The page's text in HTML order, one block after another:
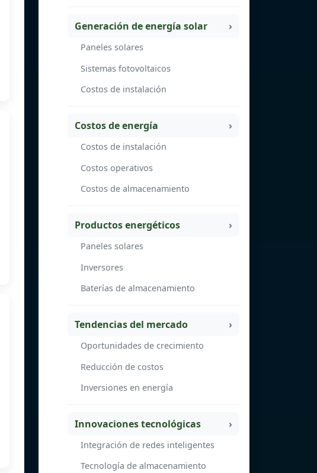
Generación de energía solar
Paneles solares
Sistemas fotovoltaicos
Costos de instalación
Costos de energía
Costos de instalación
Costos operativos
Costos de almacenamiento
Productos energéticos
Paneles solares
Inversores
Baterías de almacenamiento
Tendencias del mercado
Oportunidades de crecimiento
Reducción de costos
Inversiones en energía
Innovaciones tecnológicas
Integración de redes inteligentes
Tecnología de almacenamiento